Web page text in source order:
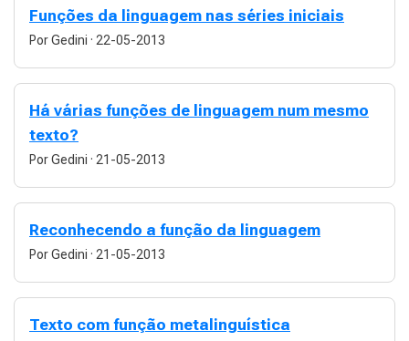
Funções da linguagem nas séries iniciais
Por Gedini · 22-05-2013
Há várias funções de linguagem num mesmo
texto?
Por Gedini · 21-05-2013
Reconhecendo a função da linguagem
Por Gedini · 21-05-2013
Texto com função metalinguística